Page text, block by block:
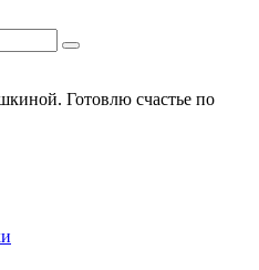
Готовлю счастье по